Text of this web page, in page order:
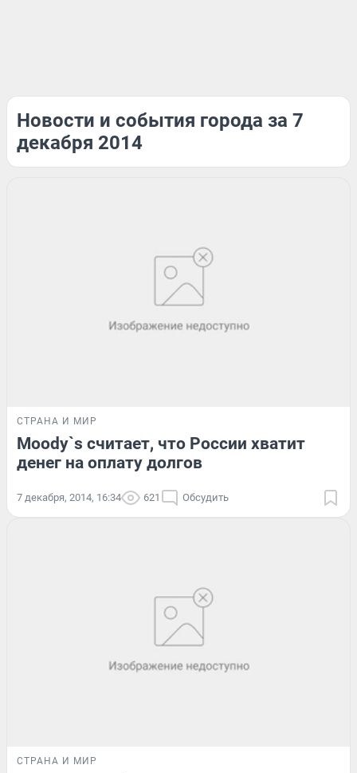
Новости и события города за 7
декабря 2014
СТРАНА И МИР
Moody`s считает, что России хватит
денег на оплату долгов
7 декабря, 2014, 16:34 621 Обсудить
СТРАНА И МИР